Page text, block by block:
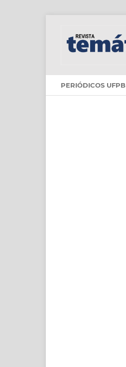
PERIÓDICOS UFPB